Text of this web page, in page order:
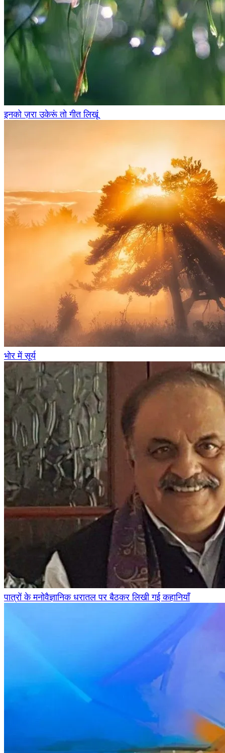
इनको ज़रा उकेरूं तो गीत लिखूं
भोर में सूर्य
पात्रों के मनोवैज्ञानिक धरातल पर बैठकर लिखी गई कहानियाँ